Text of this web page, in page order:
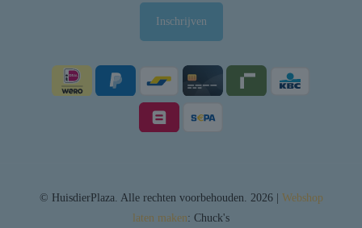
© HuisdierPlaza. Alle rechten voorbehouden. 2026 | Webshop
laten maken: Chuck's